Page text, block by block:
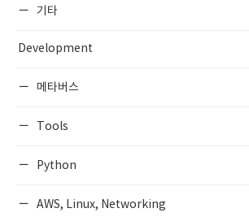
기타
Development
메타버스
Tools
Python
AWS, Linux, Networking